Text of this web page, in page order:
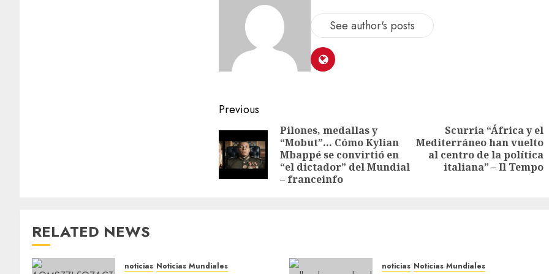
See author's posts
Previous
Pilones, medallas y
“Mobut”… Cómo Kylian
Mbappé se convirtió en
“el dictador” del Mundial
– franceinfo
Scurria “África y el
Mediterráneo han vuelto
al centro de la política
italiana” – Il Tempo
RELATED NEWS
noticias Noticias Mundiales noticias Noticias Mundiales